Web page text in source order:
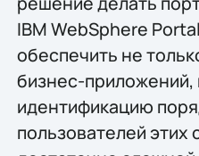
IBM WebSphere
обеспечить не
бизнес-приложений,
идентификацию
пользователей этих